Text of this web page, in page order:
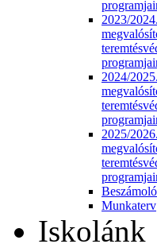
2023/
2024/
2025/
Beszámoló
Munkaterv
Iskolánk